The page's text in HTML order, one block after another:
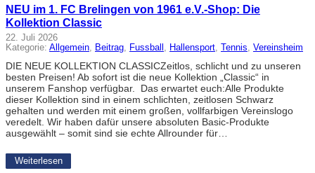
NEU im 1. FC Brelingen von 1961 e.V.-Shop: Die
Kollektion Classic
22. Juli 2026
Kategorie: Allgemein, Beitrag, Fussball , Hallensport, Tennis, Vereinsheim
DIE NEUE KOLLEKTION CLASSICZeitlos, schlicht und zu unseren
besten Preisen! Ab sofort ist die neue Kollektion „Classic“ in
unserem Fanshop verfügbar. Das erwartet euch:Alle Produkte
dieser Kollektion sind in einem schlichten, zeitlosen Schwarz
gehalten und werden mit einem großen, vollfarbigen Vereinslogo
veredelt. Wir haben dafür unsere absoluten Basic-Produkte
ausgewählt – somit sind sie echte Allrounder für…
Weiterlesen